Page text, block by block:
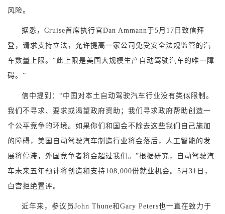
风险。
据悉，Cruise首席执行官Dan Ammann于5月17日致信拜
登，请求支持立法，允许提高一家公司免受安全法规监管的汽
车数量上限。“此上限是美国大规模生产自动驾驶汽车的唯一障
碍。”
信中提到：“中国对本土自动驾驶汽车行业没有类似限制。
我们不寻求、要求或渴望政府资助；我们寻求政府帮助创造一
个公平竞争的环境。如果你们和国会不除去这些我们自己施加
的障碍，美国自动驾驶汽车制造行业将会落后，人工智能的发
展将停滞，外国竞争者将会超过我们。”根据研究，自动驾驶汽
车未来五年预计将创造和支持108,000份就业机会。5月31日，
白宫拒绝置评。
近年来，参议员John Thune和Gary Peters也一直在致力于